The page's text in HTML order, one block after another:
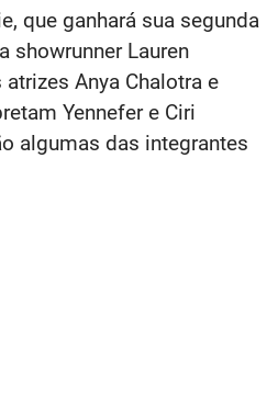
que ganhará sua segunda
showrunner Lauren
Anya Chalotra e
Yennefer e Ciri
algumas das integrantes